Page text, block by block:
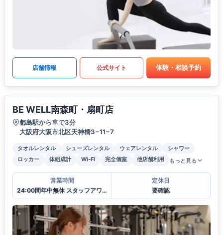
店舗情報 公式サイト 体験・相談予約
BE WELL南森町・扇町店
都島駅から車で3分
大阪府大阪市北区天神橋3−11−7
タオルレンタル シューズレンタル ウェアレンタル
シャワー
ロッカー
体組成計 Wi-Fi 完全個室 他店舗利用 もっと見る
営業時間
24:00間年中無休 スタッフアワー(11:00〜22:00)
定休日
要確認